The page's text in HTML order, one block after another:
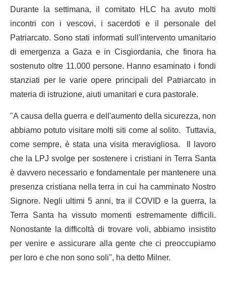
Durante la settimana, il comitato HLC ha avuto molti
incontri con i vescovi, i sacerdoti e il personale del
Patriarcato. Sono stati informati sull'intervento umanitario
di emergenza a Gaza e in Cisgiordania, che finora ha
sostenuto oltre 11.000 persone. Hanno esaminato i fondi
stanziati per le varie opere principali del Patriarcato in
materia di istruzione, aiuti umanitari e cura pastorale.
"A causa della guerra e dell'aumento della sicurezza, non
abbiamo potuto visitare molti siti come al solito. Tuttavia,
come sempre, è stata una visita meravigliosa. Il lavoro
che la LPJ svolge per sostenere i cristiani in Terra Santa
è davvero necessario e fondamentale per mantenere una
presenza cristiana nella terra in cui ha camminato Nostro
Signore. Negli ultimi 5 anni, tra il COVID e la guerra, la
Terra Santa ha vissuto momenti estremamente difficili.
Nonostante la difficoltà di trovare voli, abbiamo insistito
per venire e assicurare alla gente che ci preoccupiamo
per loro e che non sono soli", ha detto Milner.